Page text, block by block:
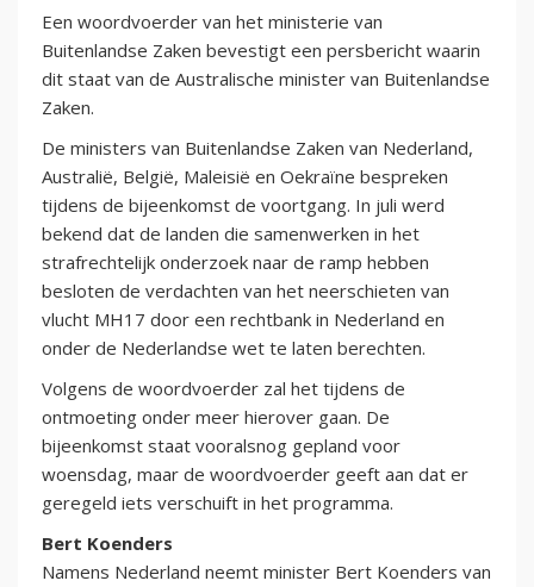
Een woordvoerder van het ministerie van
Buitenlandse Zaken bevestigt een persbericht waarin
dit staat van de Australische minister van Buitenlandse
Zaken.
De ministers van Buitenlandse Zaken van Nederland,
Australië, België, Maleisië en Oekraïne bespreken
tijdens de bijeenkomst de voortgang. In juli werd
bekend dat de landen die samenwerken in het
strafrechtelijk onderzoek naar de ramp hebben
besloten de verdachten van het neerschieten van
vlucht MH17 door een rechtbank in Nederland en
onder de Nederlandse wet te laten berechten.
Volgens de woordvoerder zal het tijdens de
ontmoeting onder meer hierover gaan. De
bijeenkomst staat vooralsnog gepland voor
woensdag, maar de woordvoerder geeft aan dat er
geregeld iets verschuift in het programma.
Bert Koenders
Namens Nederland neemt minister Bert Koenders van